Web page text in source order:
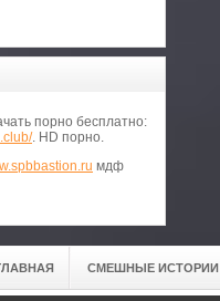
порно бесплатно:
. HD порно.
мдф
СМЕШНЫЕ ИСТОРИИ